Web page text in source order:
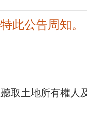
此公告周知。
取土地所有權人